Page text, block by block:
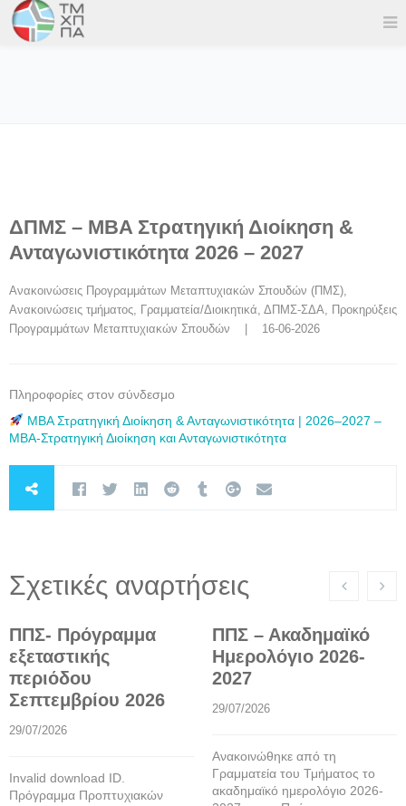
ΔΠΜΣ – MBA Στρατηγική Διοίκηση &
Ανταγωνιστικότητα 2026 – 2027
Ανακοινώσεις Προγραμμάτων Μεταπτυχιακών Σπουδών (ΠΜΣ)
Ανακοινώσεις τμήματος, Γραμματεία/Διοικητικά, ΔΠΜΣ-ΣΔΑ, Προκηρύξεις
Προγραμμάτων Μεταπτυχιακών Σπουδών
    |    16-06-2026
Πληροφορίες στον σύνδεσμο
MBA Στρατηγική Διοίκηση & Ανταγωνιστικότητα | 2026–2027 –
ΜΒΑ-Στρατηγική Διοίκηση και Ανταγωνιστικότητα
Σχετικές αναρτήσεις
ΠΠΣ- Πρόγραμμα
εξεταστικής
περιόδου
Σεπτεμβρίου 2026
29/07/2026
Invalid download ID.
Πρόγραμμα Προπτυχιακών
ΠΠΣ – Ακαδημαϊκό
Ημερολόγιο 2026-
2027
29/07/2026
Ανακοινώθηκε από τη
Γραμματεία του Τμήματος το
ακαδημαϊκό ημερολόγιο 2026-